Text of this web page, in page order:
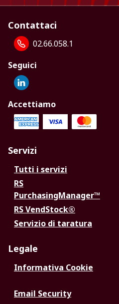
Contattaci
02.66.058.1
Seguici
Accettiamo
Servizi
Tutti i servizi
RS
PurchasingManager™
RS VendStock®
Servizio di taratura
Legale
Informativa Cookie
Email Security